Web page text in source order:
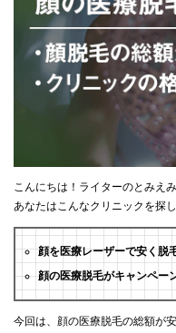
こんにちは！ライターのとみえみ
あなたはこんなクリニックを探
顔を医療レーザーで安く脱
顔の医療脱毛がキャンペー
今回は、顔の医療脱毛の総額が